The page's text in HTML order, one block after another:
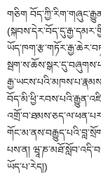
གཅིག
པས་ན།
ཡོད་པ་རེད།)